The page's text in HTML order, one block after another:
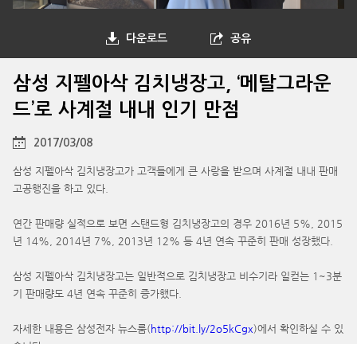
다운로드 공유
삼성 지펠아삭 김치냉장고, ‘메탈그라운
드’로 사계절 내내 인기 만점
2017/03/08
삼성 지펠아삭 김치냉장고가 고객들에게 큰 사랑을 받으며 사계절 내내 판매
고공행진을 하고 있다.
연간 판매량 실적으로 보면 스탠드형 김치냉장고의 경우 2016년 5%, 2015
년 14%, 2014년 7%, 2013년 12% 등 4년 연속 꾸준히 판매 성장했다.
삼성 지펠아삭 김치냉장고는 일반적으로 김치냉장고 비수기라 일컫는 1~3분
기 판매량도 4년 연속 꾸준히 증가했다.
자세한 내용은 삼성전자 뉴스룸(http://bit.ly/2o5kCgx)에서 확인하실 수 있